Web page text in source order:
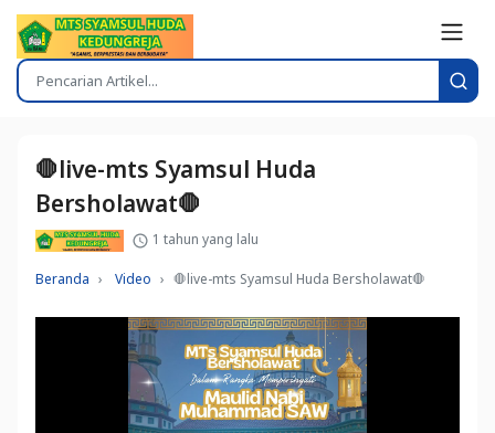
🛑live-mts Syamsul Huda
Bersholawat🛑
1 tahun yang lalu
Beranda Video 🛑live-mts Syamsul Huda Bersholawat🛑